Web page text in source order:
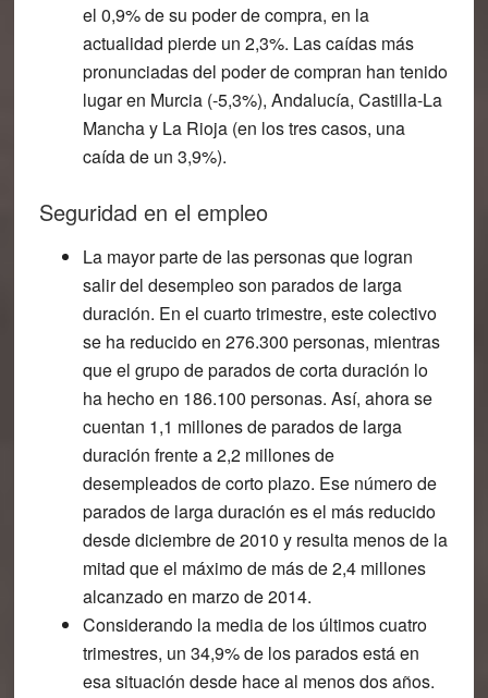
el 0,9% de su poder de compra, en la
actualidad pierde un 2,3%. Las caídas más
pronunciadas del poder de compran han tenido
lugar en Murcia (-5,3%), Andalucía, Castilla-La
Mancha y La Rioja (en los tres casos, una
caída de un 3,9%).
Seguridad en el empleo
La mayor parte de las personas que logran
salir del desempleo son parados de larga
duración. En el cuarto trimestre, este colectivo
se ha reducido en 276.300 personas, mientras
que el grupo de parados de corta duración lo
ha hecho en 186.100 personas. Así, ahora se
cuentan 1,1 millones de parados de larga
duración frente a 2,2 millones de
desempleados de corto plazo. Ese número de
parados de larga duración es el más reducido
desde diciembre de 2010 y resulta menos de la
mitad que el máximo de más de 2,4 millones
alcanzado en marzo de 2014.
Considerando la media de los últimos cuatro
trimestres, un 34,9% de los parados está en
esa situación desde hace al menos dos años.